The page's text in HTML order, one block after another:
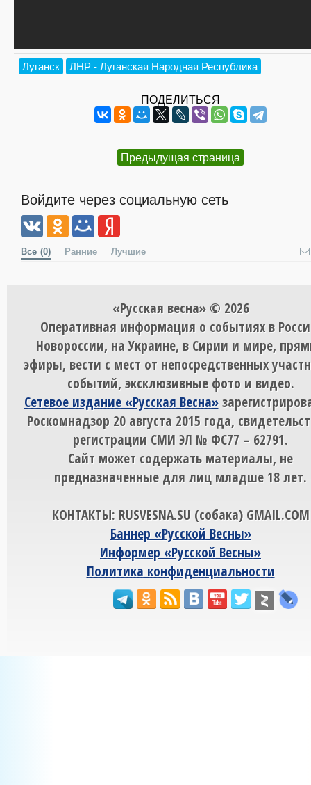
Луганск ЛНР - Луганская Народная Республика
ПОДЕЛИТЬСЯ
Предыдущая страница
Войдите через социальную сеть
Все (0) Ранние Лучшие
«Русская весна» © 2026
Оперативная информация о событиях в
Новороссии, на Украине, в Сирии и мире,
эфиры, вести с мест от непосредственных
событий, эксклюзивные фото и видео.
Сетевое издание «Русская Весна»
Роскомнадзор 20 августа 2015 года,
регистрации СМИ ЭЛ № ФС77 – 62791.
Сайт может содержать материалы, не
предназначенные для лиц младше 18 лет.
КОНТАКТЫ: RUSVESNA.SU (собака) GMAIL.COM
Баннер «Русской Весны»
Информер «Русской Весны»
Политика конфиденциальности